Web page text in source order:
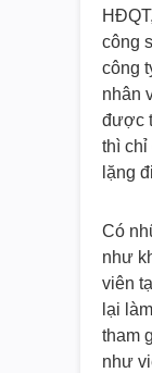
công
công
nhân
được
thì chỉ
lặng
Có
như
viên
lại
tham
như